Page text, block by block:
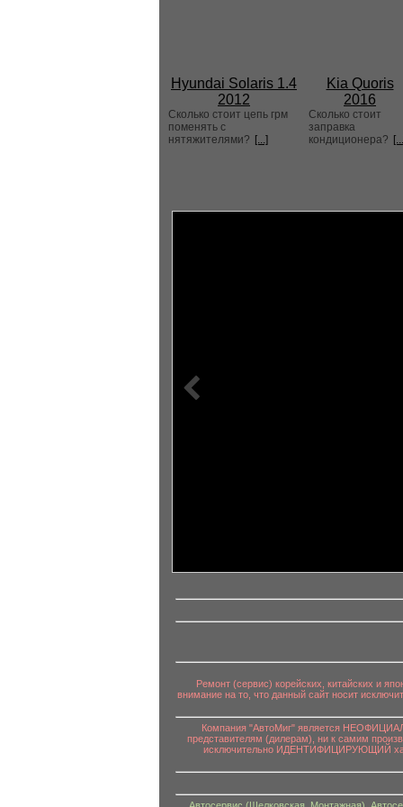
Hyundai Solaris 1.4
2012
Сколько стоит цепь грм
поменять с
нятяжителями? [...]
Kia Quoris
2016
Сколько стоит
заправка
кондиционера?
информационный контент
Ремонт (сервис) корейских, китайских и
внимание на то, что данный сайт носит
Компания "АвтоМиг" является
представителям (дилерам), ни к самим
исключительно ИДЕНТИФИЦИРУЮЩИЙ